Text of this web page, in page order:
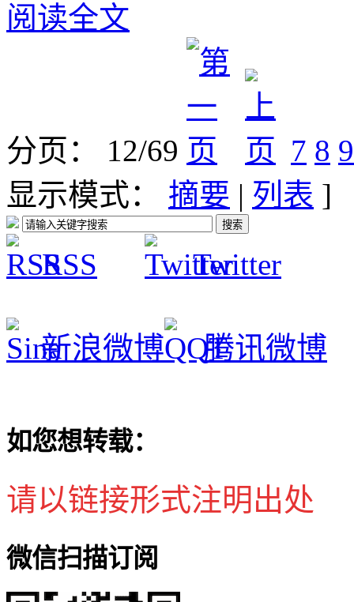
阅读全文
分页： 12/69 7 8 9
显示模式： 摘要 | 列表 ]
RSS Twitter
新浪微博 腾讯微博
如您想转载：
请以链接形式注明出处
微信扫描订阅